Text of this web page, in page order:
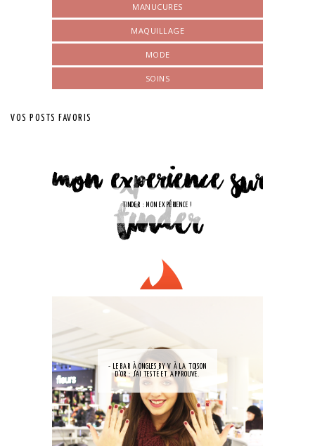
MANUCURES
MAQUILLAGE
MODE
SOINS
VOS POSTS FAVORIS
TINDER : MON EXPÉRIENCE !
- LE BAR À ONGLES BY V À LA TOISON
D'OR : J'AI TESTÉ ET APPROUVÉ.